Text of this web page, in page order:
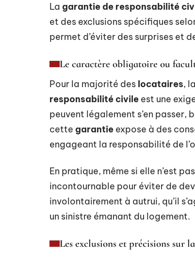
La garantie de responsabilité
et des exclusions spécifiques
permet d’éviter des surprises et
Le caractère obligatoire ou
Pour la majorité des locataires,
responsabilité civile est une
peuvent légalement s’en passer,
cette garantie expose à des
engageant la responsabilité de
En pratique, même si elle n’est
incontournable pour éviter de
involontairement à autrui, qu’il
un sinistre émanant du logement.
Les exclusions et précisions sur